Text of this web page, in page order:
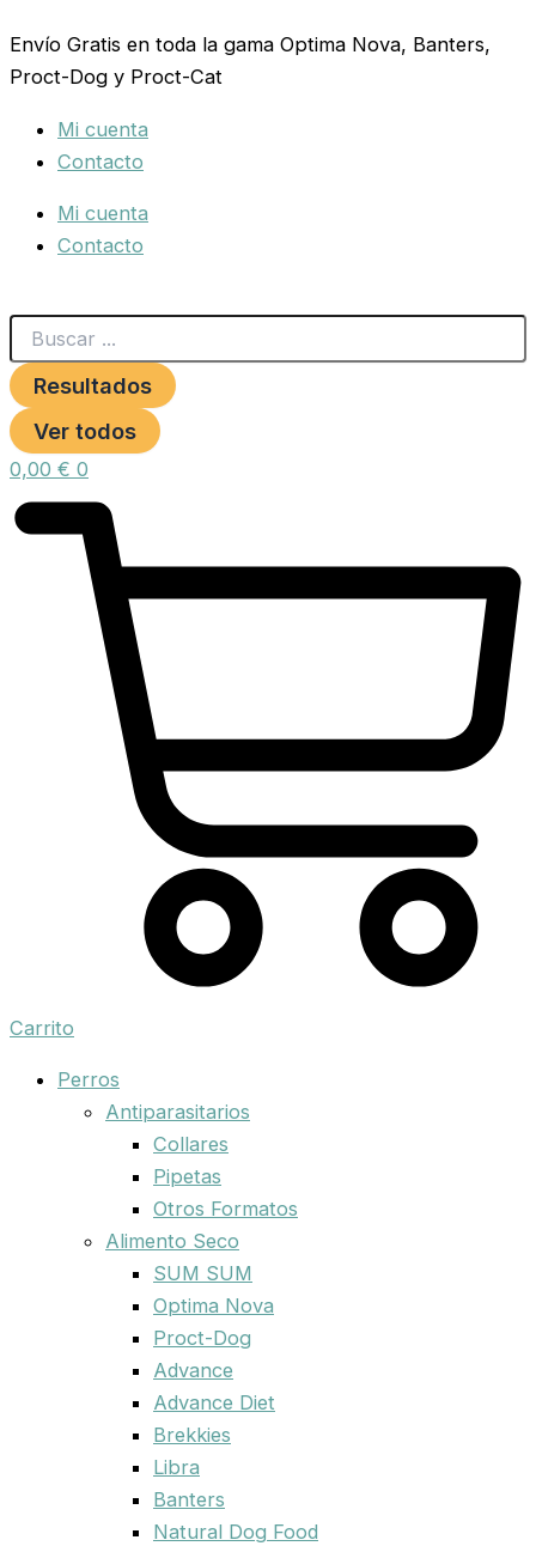
al
contenido
Envío Gratis en toda la gama Optima Nova, Banters,
Proct-Dog y Proct-Cat
Mi cuenta
Contacto
Mi cuenta
Contacto
...
Resultados
Ver todos
0,00 € 0
Carrito
Perros
Antiparasitarios
Collares
Pipetas
Otros Formatos
Alimento Seco
SUM SUM
Optima Nova
Proct-Dog
Advance
Advance Diet
Brekkies
Libra
Banters
Natural Dog Food
2
JAULAS
BOLOGNA
cantidad